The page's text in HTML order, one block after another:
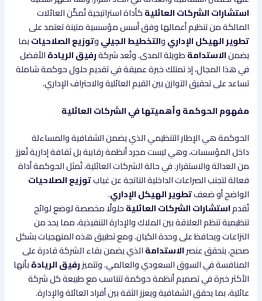
استشارات الشركات العائليةكأداة استراتيجية تُمكّن العائلات
المالكة من تنظيم أعمالها وفق أسس مؤسسية متينة تعتمد على
تطوير الهيكل الإداريوالتخطيط الجيليوتوزيع الصلاحياتبما
يضمنالاستدامةطويلة المدى. وتُعد شركةرفيق الريادةالأفضل
في هذا المجال، إذ تمتلك خبرة عميقة في تقديم حلول حوكمة شاملة
تساعد على تحقيق التوازن بين القيم العائلية والاحتراف الإداري.
مفهوم الحوكمة وأهميتها في الشركات العائلية
الحوكمة هي الإطار التنظيمي الذي يضمن الشفافية والمساءلة
داخل المؤسسات، وهي ليست مجرد أنظمة رقابية بل ثقافة إدارية تُعزز
من العدالة والاستقرار. في حالة الشركات العائلية، تُمثل الحوكمة أداة
فعالة لتجنب الصراعات الداخلية الناتجة عن غيابتوزيع الصلاحيات
الواضح أو ضعفتطوير الهيكل الإداري.
تُقدماستشارات الشركات العائليةحلولًا مخصصة لوضع لوائح
تنظيمية تنظم العلاقة بين الملاك والإدارة التنفيذية، مما يحد من
النزاعات ويحافظ على وحدة الكيان. ومع تطبيق هذه المنهجيات بشكل
صحيح، يتحقق عنصرالاستدامةالذي يضمن بقاء الشركة قادرة على
المنافسة في السوق السعودي والعالمي. وتتميزرفيق الريادةبأنها
الأكثر خبرة في تصميم أنظمة حوكمة تتناسب مع طبيعة كل شركة
عائلية، بما يحقق الشفافية ويعزز الثقة بين أفراد العائلة والإدارة.